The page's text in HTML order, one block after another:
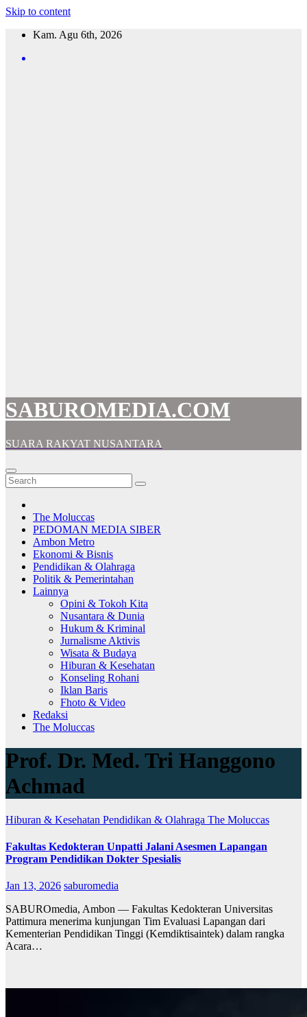
Skip to content
Kam. Agu 6th, 2026
SABUROMEDIA.COM
SUARA RAKYAT NUSANTARA
The Moluccas
PEDOMAN MEDIA SIBER
Ambon Metro
Ekonomi & Bisnis
Pendidikan & Olahraga
Politik & Pemerintahan
Lainnya
Opini & Tokoh Kita
Nusantara & Dunia
Hukum & Kriminal
Jurnalisme Aktivis
Wisata & Budaya
Hiburan & Kesehatan
Konseling Rohani
Iklan Baris
Fhoto & Video
Redaksi
The Moluccas
Prof. Dr. Med. Tri Hanggono
Achmad
Hiburan & Kesehatan Pendidikan & Olahraga The Moluccas
Fakultas Kedokteran Unpatti Jalani Asesmen Lapangan
Program Pendidikan Dokter Spesialis
Jan 13, 2026 saburomedia
SABUROmedia, Ambon — Fakultas Kedokteran Universitas
Pattimura menerima kunjungan Tim Evaluasi Lapangan dari
Kementerian Pendidikan Tinggi (Kemdiktisaintek) dalam rangka
Acara…